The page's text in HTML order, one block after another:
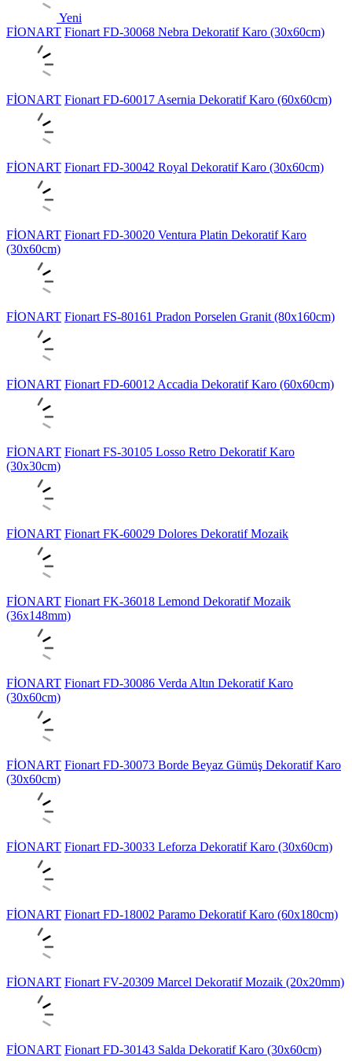
Yeni
FİONART Fionart FD-30068 Nebra Dekoratif Karo (30x60cm)
FİONART Fionart FD-60017 Asernia Dekoratif Karo (60x60cm)
FİONART Fionart FD-30042 Royal Dekoratif Karo (30x60cm)
FİONART Fionart FD-30020 Ventura Platin Dekoratif Karo
(30x60cm)
FİONART Fionart FS-80161 Pradon Porselen Granit (80x160cm)
FİONART Fionart FD-60012 Accadia Dekoratif Karo (60x60cm)
FİONART Fionart FS-30105 Losso Retro Dekoratif Karo
(30x30cm)
FİONART Fionart FK-60029 Dolores Dekoratif Mozaik
FİONART Fionart FK-36018 Lemond Dekoratif Mozaik
(36x148mm)
FİONART Fionart FD-30086 Verda Altın Dekoratif Karo
(30x60cm)
FİONART Fionart FD-30073 Borde Beyaz Gümüş Dekoratif Karo
(30x60cm)
FİONART Fionart FD-30033 Leforza Dekoratif Karo (30x60cm)
FİONART Fionart FD-18002 Paramo Dekoratif Karo (60x180cm)
FİONART Fionart FV-20309 Marcel Dekoratif Mozaik (20x20mm)
FİONART Fionart FD-30143 Salda Dekoratif Karo (30x60cm)